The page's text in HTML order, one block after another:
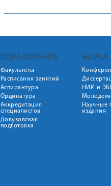
ОБРАЗОВАНИЕ
Факультеты
Расписания занятий
Аспирантура
Ординатура
Аккредитация
специалистов
Довузовская
подготовка
НАУКА
НИИ и
Научные
издания